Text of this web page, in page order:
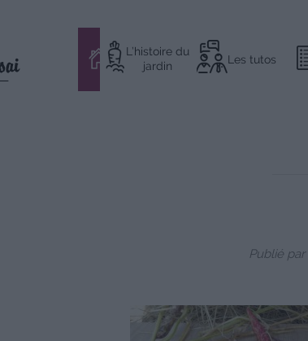
#
L’histoire du
jardin
Les tutos
Publié par